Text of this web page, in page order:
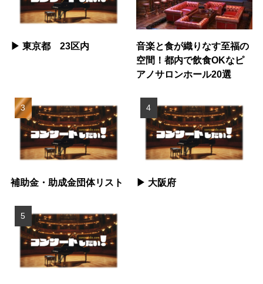
▶︎ 東京都 23区内
音楽と食が織りなす至福の
空間！都内で飲食OKなピ
アノサロンホール20選
補助金・助成金団体リスト ▶︎ 大阪府